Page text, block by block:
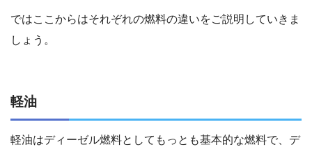
ではここからはそれぞれの燃料の違いをご説明していきま
しょう。
軽油
軽油はディーゼル燃料としてもっとも基本的な燃料で、デ